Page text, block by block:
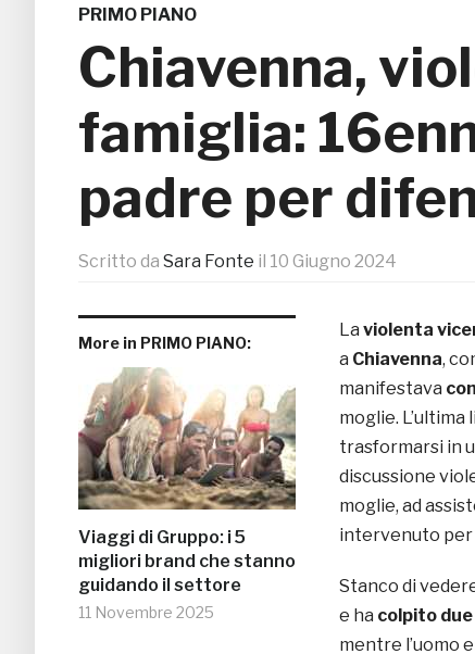
PRIMO PIANO
Chiavenna,
famiglia:
padre per
Scritto da Sara Fonte il 10 Giugno 2024
More in PRIMO PIANO:
Viaggi di Gruppo: i 5
migliori brand che stanno
guidando il settore
11 Novembre 2025
La violenta
a Chiavenna,
manifestava
moglie.
trasformarsi in
discussione
moglie, ad
intervenuto per
Stanco di
e ha colpito
mentre l’uomo